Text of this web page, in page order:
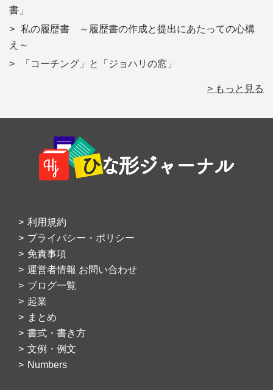
書」
私の履歴書 ～履歴書の作成と提出にあたっての心構
え～
「コーチング」と「ジョハリの窓」
> もっと見る
Footer
利用規約
プライバシー・ポリシー
免責事項
運営者情報 お問い合わせ
ブログ一覧
起業
まとめ
書式・書き方
文例・例文
Numbers